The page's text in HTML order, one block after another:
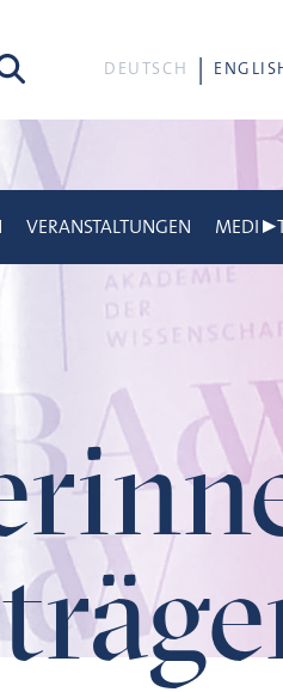
DEUTSCH
VERANSTALTUNGEN